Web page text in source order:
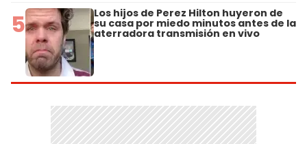
5 Los hijos de Perez Hilton huyeron de
su casa por miedo minutos antes de la
aterradora transmisión en vivo